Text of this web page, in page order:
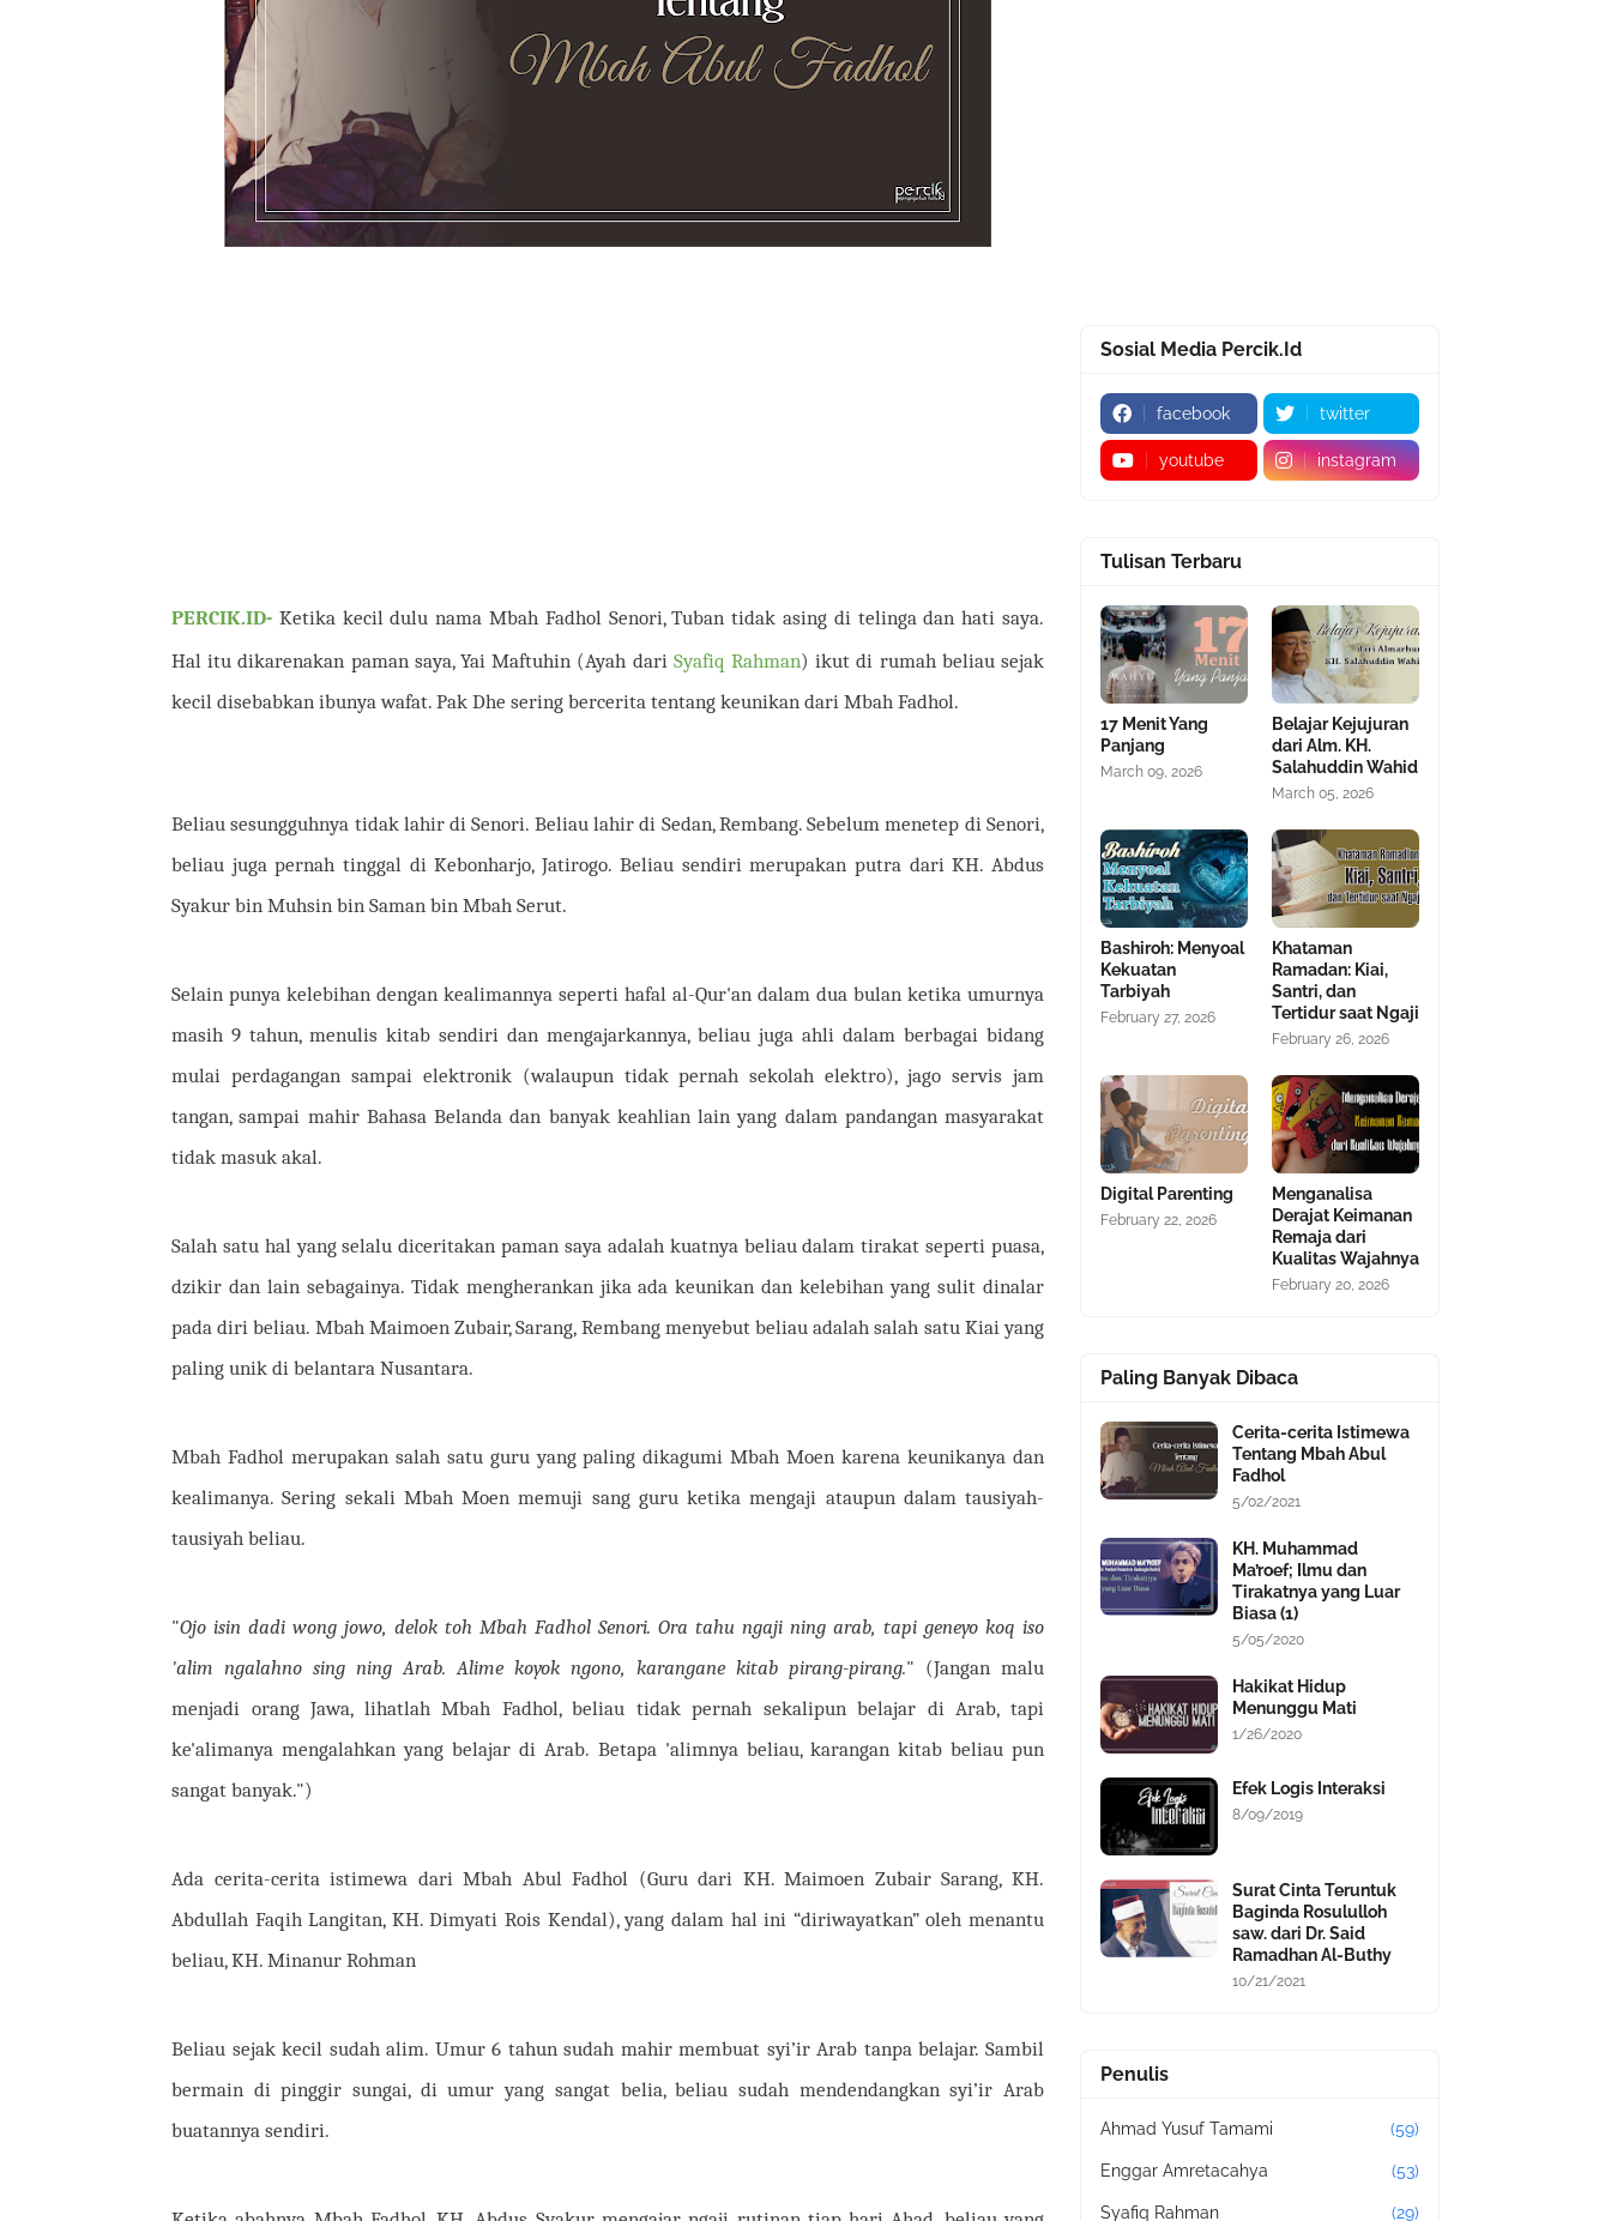
PERCIK.ID- Ketika kecil dulu nama Mbah Fadhol Senori, Tuban tidak asing di telinga dan hati saya.
Hal itu dikarenakan paman saya, Yai Maftuhin (Ayah dari Syafiq Rahman) ikut di rumah beliau sejak
kecil disebabkan ibunya wafat. Pak Dhe sering bercerita tentang keunikan dari Mbah Fadhol.
Beliau sesungguhnya tidak lahir di Senori. Beliau lahir di Sedan, Rembang. Sebelum menetep di Senori,
beliau juga pernah tinggal di Kebonharjo, Jatirogo. Beliau sendiri merupakan putra dari KH. Abdus
Syakur bin Muhsin bin Saman bin Mbah Serut.
Selain punya kelebihan dengan kealimannya seperti hafal al-Qur'an dalam dua bulan ketika umurnya
masih 9 tahun, menulis kitab sendiri dan mengajarkannya, beliau juga ahli dalam berbagai bidang
mulai perdagangan sampai elektronik (walaupun tidak pernah sekolah elektro), jago servis jam
tangan, sampai mahir Bahasa Belanda dan banyak keahlian lain yang dalam pandangan masyarakat
tidak masuk akal.
Salah satu hal yang selalu diceritakan paman saya adalah kuatnya beliau dalam tirakat seperti puasa,
dzikir dan lain sebagainya. Tidak mengherankan jika ada keunikan dan kelebihan yang sulit dinalar
pada diri beliau. Mbah Maimoen Zubair, Sarang, Rembang menyebut beliau adalah salah satu Kiai yang
paling unik di belantara Nusantara.
Mbah Fadhol merupakan salah satu guru yang paling dikagumi Mbah Moen karena keunikanya dan
kealimanya. Sering sekali Mbah Moen memuji sang guru ketika mengaji ataupun dalam tausiyah-
tausiyah beliau.
"Ojo isin dadi wong jowo, delok toh Mbah Fadhol Senori. Ora tahu ngaji ning arab, tapi geneyo koq iso
'alim ngalahno sing ning Arab. Alime koyok ngono, karangane kitab pirang-pirang." (Jangan malu
menjadi orang Jawa, lihatlah Mbah Fadhol, beliau tidak pernah sekalipun belajar di Arab, tapi
ke'alimanya mengalahkan yang belajar di Arab. Betapa 'alimnya beliau, karangan kitab beliau pun
sangat banyak.")
Ada cerita-cerita istimewa dari Mbah Abul Fadhol (Guru dari KH. Maimoen Zubair Sarang, KH.
Abdullah Faqih Langitan, KH. Dimyati Rois Kendal), yang dalam hal ini “diriwayatkan” oleh menantu
beliau, KH. Minanur Rohman
Beliau sejak kecil sudah alim. Umur 6 tahun sudah mahir membuat syi’ir Arab tanpa belajar. Sambil
bermain di pinggir sungai, di umur yang sangat belia, beliau sudah mendendangkan syi’ir Arab
buatannya sendiri.
Sosial Media Percik.Id
facebook twitter
youtube instagram
Tulisan Terbaru
17 Menit Yang
Panjang
March 09, 2026
Belajar Kejujuran
dari Alm. KH.
Salahuddin Wahid
March 05, 2026
Bashiroh: Menyoal
Kekuatan
Tarbiyah
February 27, 2026
Khataman
Ramadan: Kiai,
Santri, dan
Tertidur saat Ngaji
February 26, 2026
Digital Parenting
February 22, 2026
Menganalisa
Derajat Keimanan
Remaja dari
Kualitas Wajahnya
February 20, 2026
Paling Banyak Dibaca
Cerita-cerita Istimewa
Tentang Mbah Abul
Fadhol
5/02/2021
KH. Muhammad
Ma’roef; Ilmu dan
Tirakatnya yang Luar
Biasa (1)
5/05/2020
Hakikat Hidup
Menunggu Mati
1/26/2020
Efek Logis Interaksi
8/09/2019
Surat Cinta Teruntuk
Baginda Rosululloh
saw. dari Dr. Said
Ramadhan Al-Buthy
10/21/2021
Penulis
Ahmad Yusuf Tamami (59)
Enggar Amretacahya (53)
Syafiq Rahman (29)